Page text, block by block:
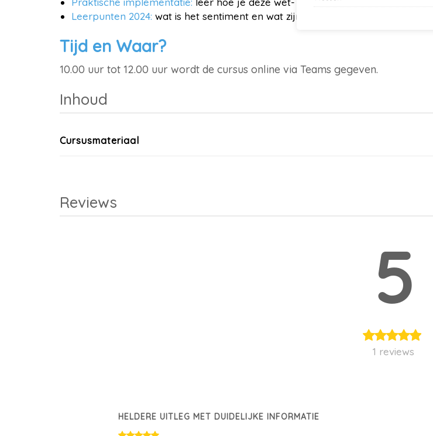
Leerpunten 2024: wat is het sentiment en wat zijn praktische oplossingen
Tijd en Waar?
10.00 uur tot 12.00 uur wordt de cursus online via Teams gegeven.
Inhoud
Cursusmateriaal
Reviews
5
1 reviews
HELDERE UITLEG MET DUIDELIJKE INFORMATIE